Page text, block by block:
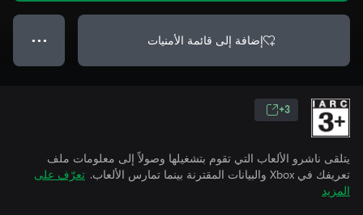
إضافة إلى قائمة الأمنيات ● ● ●
3+
يتلقى ناشرو الألعاب التي تقوم بتشغيلها وصولاً إلى معلومات ملف
تعريفك في Xbox والبيانات المقترنة بينما تمارس الألعاب.
تعرّف على
المزيد